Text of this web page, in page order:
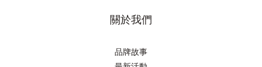
關於我們
品牌故事